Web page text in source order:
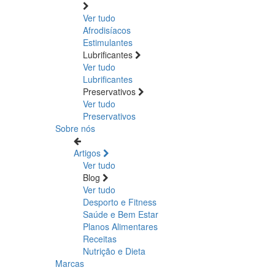
Ver tudo
Afrodisíacos
Estimulantes
Lubrificantes
Ver tudo
Lubrificantes
Preservativos
Ver tudo
Preservativos
Sobre nós
Artigos
Ver tudo
Blog
Ver tudo
Desporto e Fitness
Saúde e Bem Estar
Planos Alimentares
Receitas
Nutrição e Dieta
Marcas